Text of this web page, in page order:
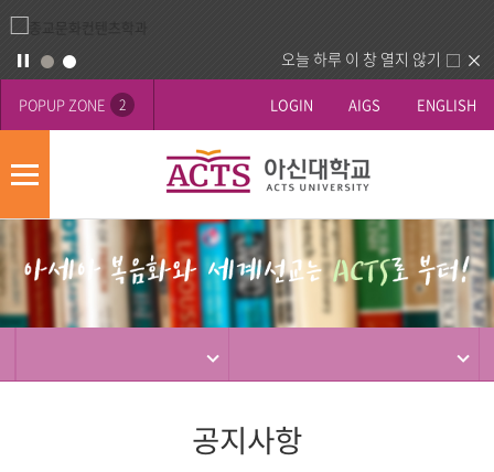
오늘 하루 이 창 열지 않기
POPUP ZONE 2 LOGIN AIGS ENGLISH
모
메
뉴
역
공지사항